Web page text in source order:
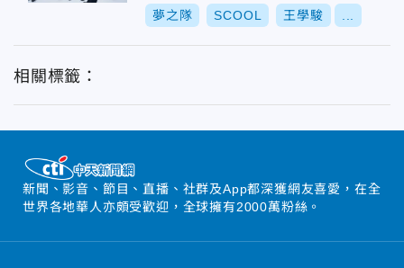
夢之隊 SCOOL 王學駿
相關標籤：
新聞、影音、節目、直播、社群及App都深獲網友喜愛，在全
世界各地華人亦頗受歡迎，全球擁有2000萬粉絲。